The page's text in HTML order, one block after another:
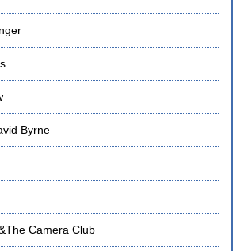
Byrne
Camera Club